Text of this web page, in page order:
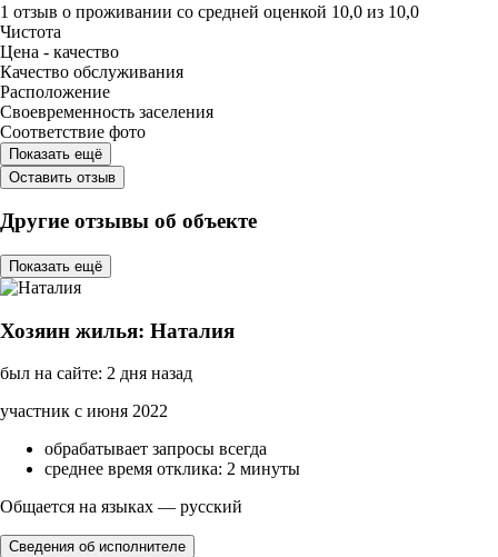
1 отзыв о проживании со средней оценкой 10,0 из 10,0
Чистота
Цена - качество
Качество обслуживания
Расположение
Своевременность заселения
Соответствие фото
Показать ещё
Оставить отзыв
Другие отзывы об объекте
Показать ещё
Хозяин жилья: Наталия
был на сайте: 2 дня назад
участник с июня 2022
обрабатывает запросы всегда
среднее время отклика: 2 минуты
Общается на языках — русский
Сведения об исполнителе